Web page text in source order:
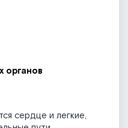
органов
сердце и легкие,